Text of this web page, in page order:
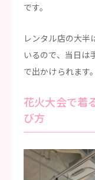
です。
レンタル店の大半
いるので、当日は
で出かけられます。
花火大会で着
び方